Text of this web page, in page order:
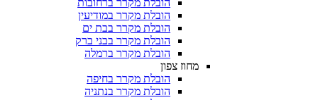
הובלת מקרר ברחובות
הובלת מקרר במודיעין
הובלת מקרר בבת ים
הובלת מקרר בבני ברק
הובלת מקרר ברמלה
מחוז צפון
הובלת מקרר בחיפה
הובלת מקרר בנתניה